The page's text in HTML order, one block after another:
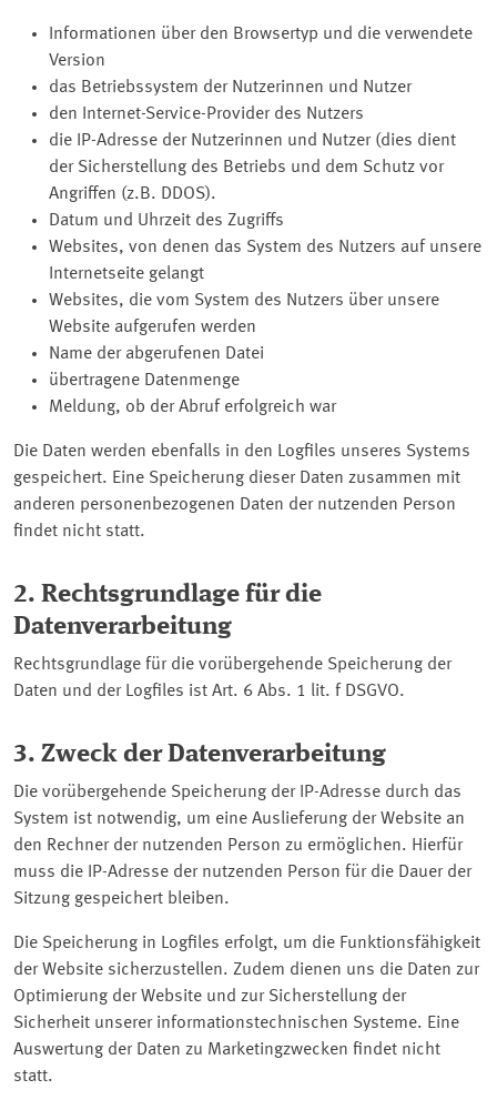
Informationen über den Browsertyp und die verwendete
Version
das Betriebssystem der Nutzerinnen und Nutzer
den Internet-Service-Provider des Nutzers
die IP-Adresse der Nutzerinnen und Nutzer (dies dient
der Sicherstellung des Betriebs und dem Schutz vor
Angriffen (z.B. DDOS).
Datum und Uhrzeit des Zugriffs
Websites, von denen das System des Nutzers auf unsere
Internetseite gelangt
Websites, die vom System des Nutzers über unsere
Website aufgerufen werden
Name der abgerufenen Datei
übertragene Datenmenge
Meldung, ob der Abruf erfolgreich war
Die Daten werden ebenfalls in den Logfiles unseres Systems
gespeichert. Eine Speicherung dieser Daten zusammen mit
anderen personenbezogenen Daten der nutzenden Person
findet nicht statt.
2. Rechtsgrundlage für die
Datenverarbeitung
Rechtsgrundlage für die vorübergehende Speicherung der
Daten und der Logfiles ist Art. 6 Abs. 1 lit. f DSGVO.
3. Zweck der Datenverarbeitung
Die vorübergehende Speicherung der IP-Adresse durch das
System ist notwendig, um eine Auslieferung der Website an
den Rechner der nutzenden Person zu ermöglichen. Hierfür
muss die IP-Adresse der nutzenden Person für die Dauer der
Sitzung gespeichert bleiben.
Die Speicherung in Logfiles erfolgt, um die Funktionsfähigkeit
der Website sicherzustellen. Zudem dienen uns die Daten zur
Optimierung der Website und zur Sicherstellung der
Sicherheit unserer informationstechnischen Systeme. Eine
Auswertung der Daten zu Marketingzwecken findet nicht
statt.